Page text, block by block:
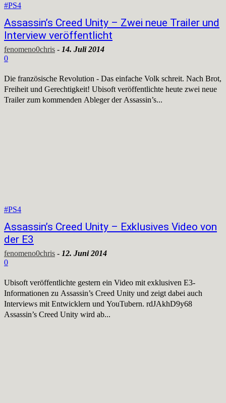
#PS4
Assassin’s Creed Unity – Zwei neue Trailer und
Interview veröffentlicht
fenomeno0chris - 14. Juli 2014
0
Die französische Revolution - Das einfache Volk schreit. Nach Brot,
Freiheit und Gerechtigkeit! Ubisoft veröffentlichte heute zwei neue
Trailer zum kommenden Ableger der Assassin’s...
#PS4
Assassin’s Creed Unity – Exklusives Video von
der E3
fenomeno0chris - 12. Juni 2014
0
Ubisoft veröffentlichte gestern ein Video mit exklusiven E3-
Informationen zu Assassin’s Creed Unity und zeigt dabei auch
Interviews mit Entwicklern und YouTubern. rdJAkhD9y68
Assassin’s Creed Unity wird ab...